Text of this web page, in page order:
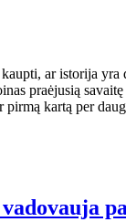
ar istorija yra
praėjusią
pirmą kartą per